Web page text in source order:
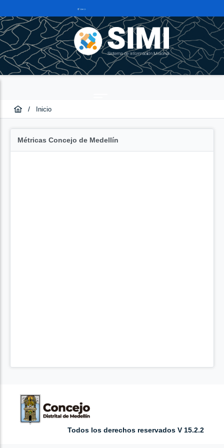
/ Inicio
Métricas Concejo de Medellín
Todos los derechos reservados V 15.2.2